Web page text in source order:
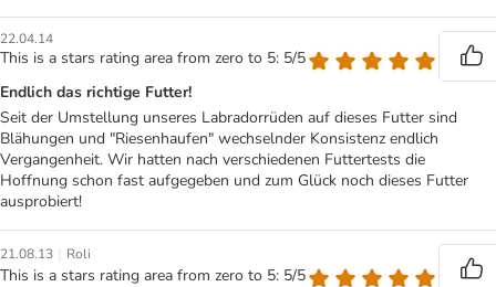
22.04.14
This is a stars rating area from zero to 5: 5/5
Endlich das richtige Futter!
Seit der Umstellung unseres Labradorrüden auf dieses Futter sind
Blähungen und "Riesenhaufen" wechselnder Konsistenz endlich
Vergangenheit. Wir hatten nach verschiedenen Futtertests die
Hoffnung schon fast aufgegeben und zum Glück noch dieses Futter
ausprobiert!
21.08.13 | Roli
This is a stars rating area from zero to 5: 5/5